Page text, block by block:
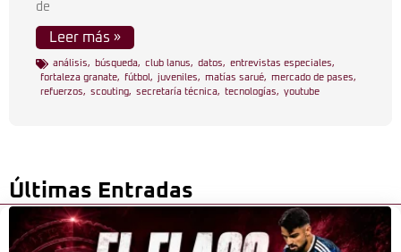
de
Leer más »
análisis, búsqueda, club lanus, datos, entrevistas especiales,
fortaleza granate, fútbol , juveniles, matías sarué, mercado de pases,
refuerzos, scouting, secretaría técnica, tecnologías, youtube
Últimas Entradas